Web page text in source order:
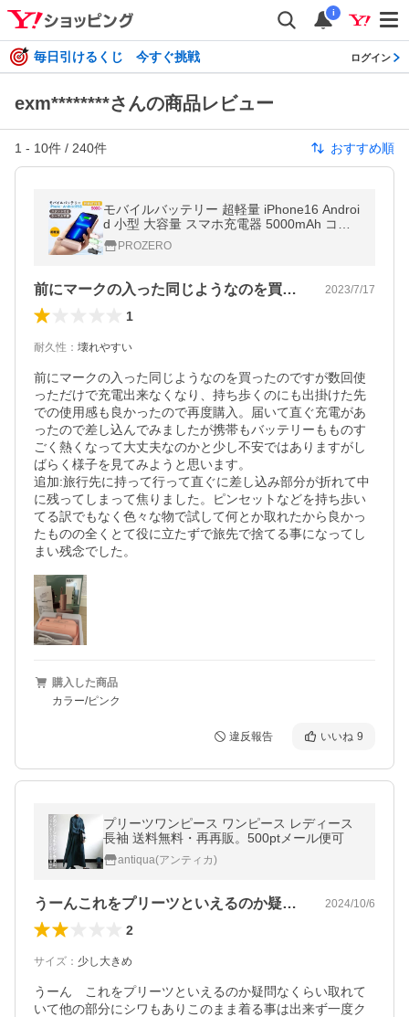
i
毎日引けるくじ 今すぐ挑戦 ログイン
exm********さんの商品レビュー
1 - 10件 / 240件 おすすめ順
モバイルバッテリー 超軽量 iPhone16 Androi
d 小型 大容量 スマホ充電器 5000mAh コー
ドレス 防災対策 ケーブル内蔵 スタンド付き
残量表示【2025最新改良型】
PROZERO
前にマークの入った同じようなのを買った… 2023/7/17
1
耐久性 ： 壊れやすい
前にマークの入った同じようなのを買ったのですが数回使
っただけで充電出来なくなり、持ち歩くのにも出掛けた先
での使用感も良かったので再度購入。届いて直ぐ充電があ
ったので差し込んでみましたが携帯もバッテリーもものす
ごく熱くなって大丈夫なのかと少し不安ではありますがし
ばらく様子を見てみようと思います。
追加:旅行先に持って行って直ぐに差し込み部分が折れて中
に残ってしまって焦りました。ピンセットなどを持ち歩い
てる訳でもなく色々な物で試して何とか取れたから良かっ
たものの全くとて役に立たずで旅先で捨てる事になってし
まい残念でした。
購入した商品
カラー/ピンク
違反報告 いいね 9
プリーツワンピース ワンピース レディース
長袖 送料無料・再再販。500ptメール便可
antiqua(アンティカ)
うーんこれをプリーツといえるのか疑問な… 2024/10/6
2
サイズ ： 少し大きめ
うーん　これをプリーツといえるのか疑問なくらい取れて
いて他の部分にシワもありこのまま着る事は出来ず一度ク